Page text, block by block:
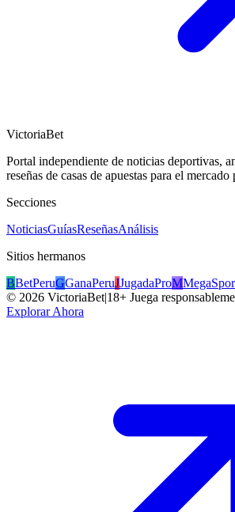
VictoriaBet
Portal independiente de noticias deportivas,
reseñas de casas de apuestas para el mercado
Secciones
NoticiasGuíasReseñasAnálisis
Sitios hermanos
BBetPeruGGanaPeruJJugadaProM
© 2026 VictoriaBet|18+ Juega
Explorar Ahora